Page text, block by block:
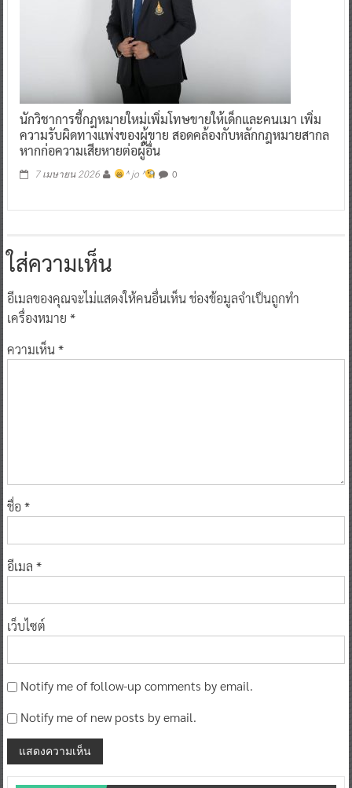
นักวิชาการชี้กฎหมายใหม่เพิ่มโทษขายให้เด็กและคนเมา เพิ่ม
ความรับผิดทางแพ่งของผู้ขาย สอดคล้องกับหลักกฎหมายสากล
หากก่อความเสียหายต่อผู้อื่น
7 เมษายน 2026 ^ jo ^ 0
ใส่ความเห็น
อีเมลของคุณจะไม่แสดงให้คนอื่นเห็นช่องข้อมูลจำเป็นถูกทำ
เครื่องหมาย *
ความเห็น*
ชื่อ *
อีเมล *
เว็บไซต์
Notify me of follow-up comments by email.
Notify me of new posts by email.